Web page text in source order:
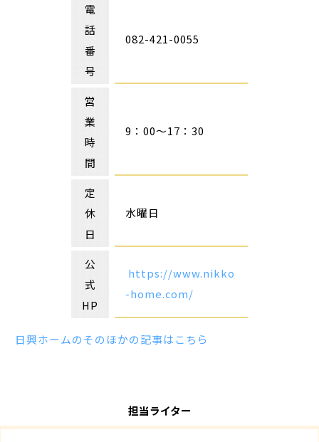
電
話
番
号
082-421-0055
営
業
時
間
9：00～17：30
定
休
日
水曜日
公
式
HP
https://www.nikko
-home.com/
日興ホームのそのほかの記事はこちら
担当ライター